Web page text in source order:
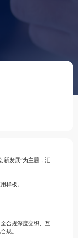
新发展”为主题，汇
样板。
合规深度交织、互
规。